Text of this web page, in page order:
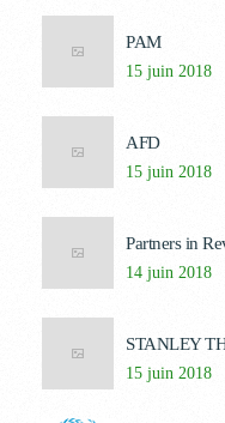
PAM
15 juin 2018
AFD
15 juin 2018
Partners in
14 juin 2018
STANLEY
15 juin 2018